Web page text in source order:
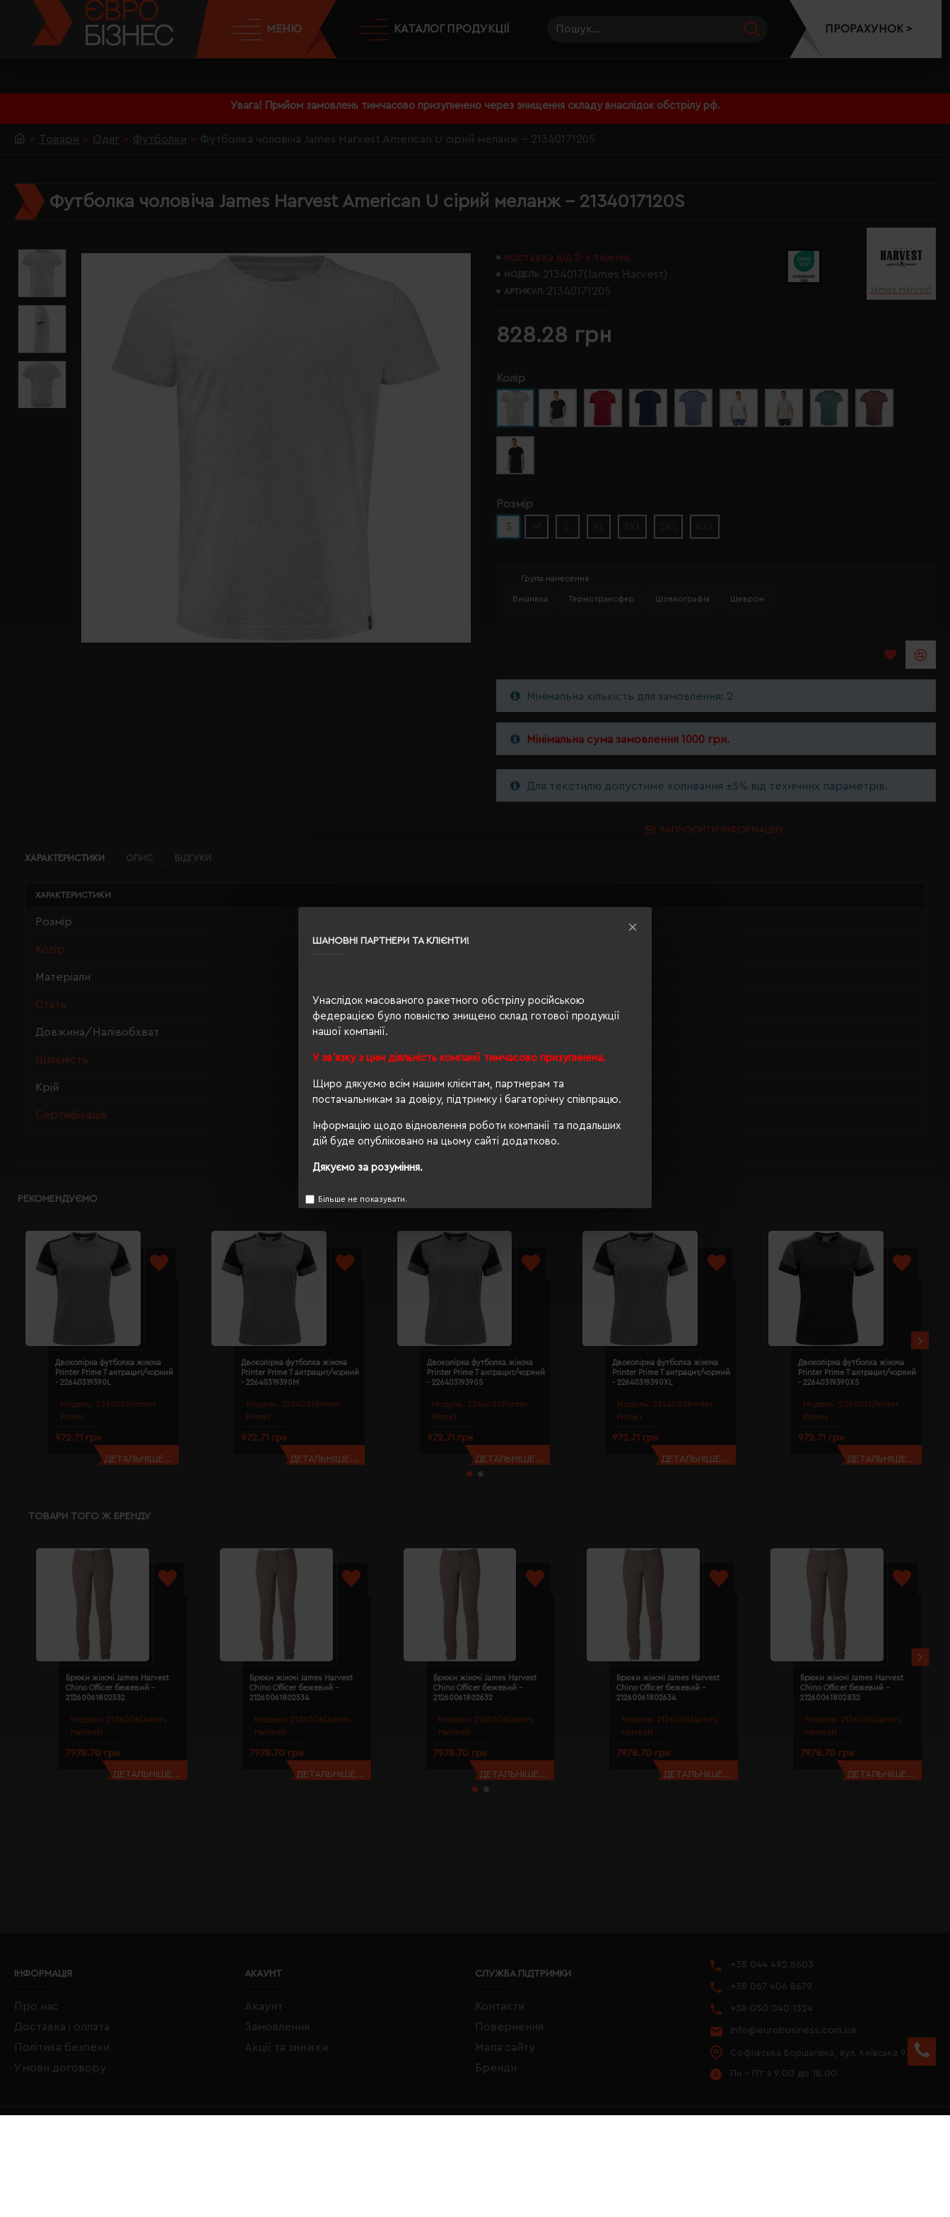
ШАНОВНІ ПАРТНЕРИ ТА КЛІЄНТИ!
Унаслідок масованого ракетного обстрілу російською
федерацією було повністю знищено склад готової продукції
нашої компанії.
У зв'язку з цим діяльність компанії тимчасово призупинена.
Щиро дякуємо всім нашим клієнтам, партнерам та
постачальникам за довіру, підтримку і багаторічну співпрацю.
Інформацію щодо відновлення роботи компанії та подальших
дій буде опубліковано на цьому сайті додатково.
Дякуємо за розуміння.
Більше не показувати.
Увага! Прийом замовлень тимчасово призупинено через знищення складу внаслідок обстрілу рф.
МЕНЮ КАТАЛОГ ПРОДУКЦІЇ ПРОРАХУНОК >
Товари Одяг Футболки Футболка чоловіча James Harvest American U сірий меланж - 2134017120S
Футболка чоловіча James Harvest American U сірий меланж - 2134017120S
поставка від 2-х тижнів
МОДЕЛЬ: 2134017(James Harvest)
АРТИКУЛ: 2134017120S James Harvest
828.28 грн
Колір
Розмір
S
Група нанесення
Вишивка Термотрансфер Шовкографія Шеврон
Мінімальна кількість для замовлення: 2
Мінімальна сума замовлення 1000 грн.
Для текстилю допустиме коливання ±5% від технічних параметрів.
ЗАПРОСИТИ ІНФОРМАЦІЮ
ХАРАКТЕРИСТИКИ ОПИС ВІДГУКИ
ХАРАКТЕРИСТИКИ
Розмір
Колір
Матеріали
Стать чоловіча
Довжина/Напівобхват
Щільність 180 г/м²
Крій прямий
Сертифікація
РЕКОМЕНДУЄМО
Модель: 2264031(Printer
Prime)
Двоколірна футболка жіноча
Printer Prime T антрацит/чорний
- 22640319390L
972.71 грн
ДЕТАЛЬНІШЕ...
Модель: 2264031(Printer
Prime)
Двоколірна футболка жіноча
Printer Prime T антрацит/чорний
- 22640319390M
972.71 грн
ДЕТАЛЬНІШЕ...
Модель: 2264031(Printer
Prime)
Двоколірна футболка жіноча
Printer Prime T антрацит/чорний
- 22640319390S
972.71 грн
ДЕТАЛЬНІШЕ...
Модель: 2264031(Printer
Prime)
Двоколірна футболка жіноча
Printer Prime T антрацит/чорний
- 22640319390XL
972.71 грн
ДЕТАЛЬНІШЕ...
Модель: 2264031(Printer
Prime)
Двоколірна футболка жіноча
Printer Prime T антрацит/чорний
- 22640319390XS
972.71 грн
ДЕТАЛЬНІШЕ...
ТОВАРИ ТОГО Ж БРЕНДУ
Модель: 2126006(James
Harvest)
Брюки жіночі James Harvest
Chino Officer бежевий -
21260061802532
7978.70 грн
ДЕТАЛЬНІШЕ...
Модель: 2126006(James
Harvest)
Брюки жіночі James Harvest
Chino Officer бежевий -
21260061802534
7978.70 грн
ДЕТАЛЬНІШЕ...
Модель: 2126006(James
Harvest)
Брюки жіночі James Harvest
Chino Officer бежевий -
21260061802632
7978.70 грн
ДЕТАЛЬНІШЕ...
Модель: 2126006(James
Harvest)
Брюки жіночі James Harvest
Chino Officer бежевий -
21260061802634
7978.70 грн
ДЕТАЛЬНІШЕ...
Модель: 2126006(James
Harvest)
Брюки жіночі James Harvest
Chino Officer бежевий -
21260061802832
7978.70 грн
ДЕТАЛЬНІШЕ...
ІНФОРМАЦІЯ
Про нас
Доставка і оплата
Політика безпеки
Умови договору
АКАУНТ
Акаунт
Замовлення
Акції та знижки
СЛУЖБА ПІДТРИМКИ
Контакти
Повернення
Мапа сайту
Бренди
+38 044 492 8603
+38 067 406 8679
+38 050 040 1324
info@eurobusiness.com.ua
Софіївська Борщагівка, вул. Київська 97
Пн - Пт з 9.00 до 18.00